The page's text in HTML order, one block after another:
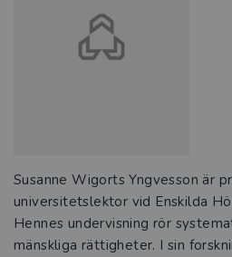
Susanne Wigorts Yngvesson är
universitetslektor vid Enskilda
Hennes undervisning rör
mänskliga rättigheter. I sin